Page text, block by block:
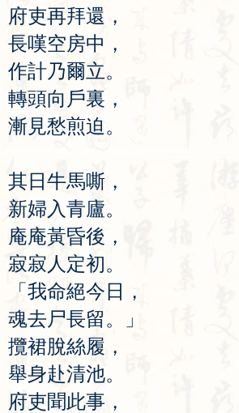
府吏再拜還 ，
長嘆空房中 ，
作計乃爾立。
轉頭向 戶裏 ，
漸見愁煎迫 。
其 日 牛馬嘶 ，
新婦入青廬。
庵庵黃昏後 ，
寂寂 人 定初。
「 我命絕今 日 ，
魂去尸長留。」
攬裙脫絲履 ，
舉身赴清池。
府吏聞此事 ，